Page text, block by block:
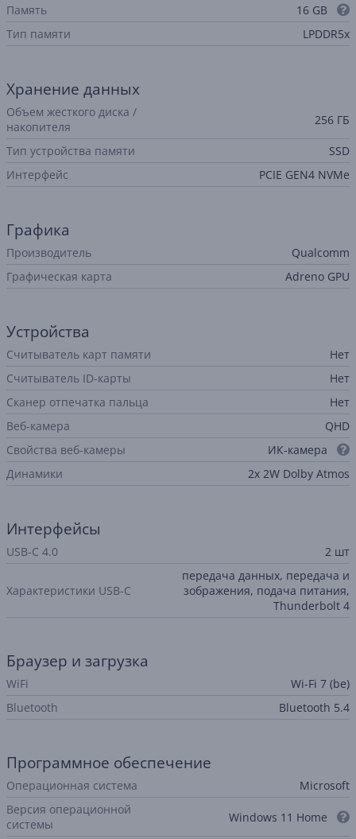
Память
16 GB
Тип памяти
LPDDR5x
Хранение данных
Объем жесткого диска /
накопителя
256 ГБ
Тип устройства памяти
SSD
Интерфейс
PCIE GEN4 NVMe
Графика
Производитель
Qualcomm
Графическая карта
Adreno GPU
Устройства
Считыватель карт памяти
Нет
Считыватель ID-карты
Нет
Сканер отпечатка пальца
Нет
Веб-камера
QHD
Свойства веб-камеры
ИК-камера
Динамики
2x 2W Dolby Atmos
Интерфейсы
USB-C 4.0 2 шт
Характеристики USB-C
передача данных, передача и
зображения, подача питания,
Thunderbolt 4
Браузер и загрузка
WiFi
Wi-Fi 7 (be)
Bluetooth
Bluetooth 5.4
Программное обеспечение
Операционная система
Microsoft
Версия операционной
системы
Windows 11 Home